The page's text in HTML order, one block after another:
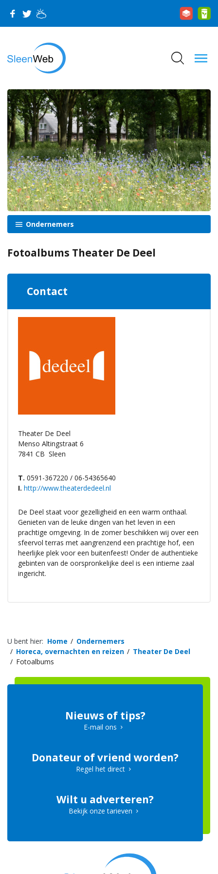
Ondernemers
Fotoalbums Theater De Deel
Contact
Theater De Deel
Menso Altingstraat 6
7841 CB Sleen
T. 0591-367220 / 06-54365640
I. http://www.theaterdedeel.nl
De Deel staat voor gezelligheid en een warm onthaal.
Genieten van de leuke dingen van het leven in een
prachtige omgeving. In de zomer beschikken wij over een
sfeervol terras met aangrenzend een prachtige hof, een
heerlijke plek voor een buitenfeest! Onder de authentieke
gebinten van de oorspronkelijke deel is een intieme zaal
ingericht.
U bent hier: Home
Ondernemers
Horeca, overnachten en reizen
Theater De Deel
Fotoalbums
Nieuws of tips?
E-mail ons
Donateur of vriend worden?
Regel het direct
Wilt u adverteren?
Bekijk onze tarieven